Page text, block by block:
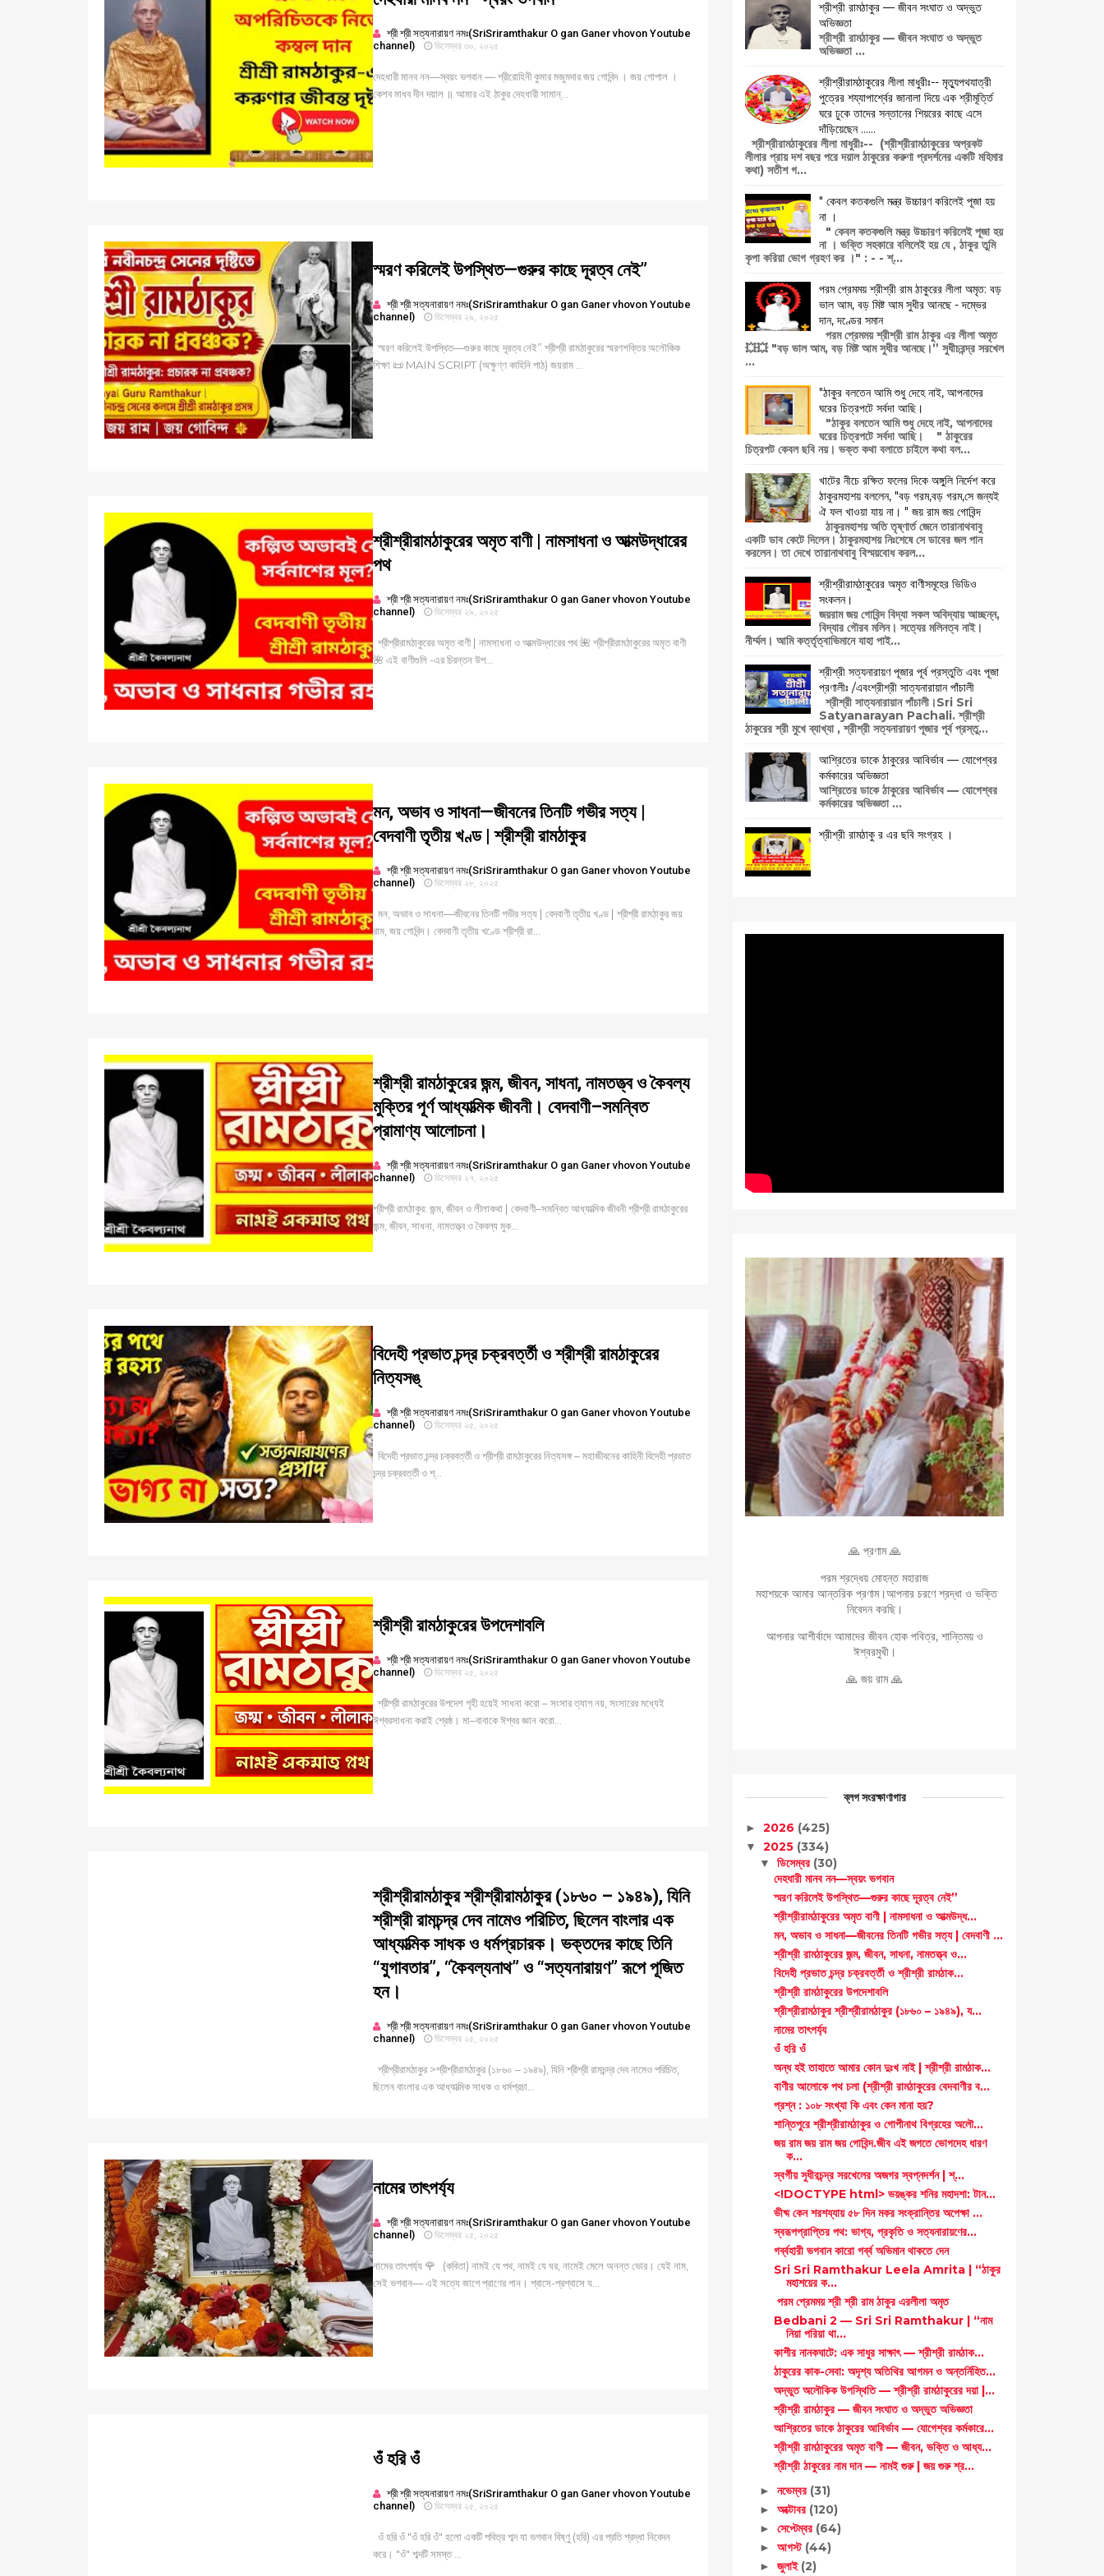
Kaibalyanath, and Sri Sri
Satyanarayan by his followers.
Born as Ram Chandra Dev in
Dingamanik, Faridpur (present-
day Bangladesh)
শ্রী শ্রী সত্যনারায়ণ নমঃ(SriSriramthakur O gan Ganer vhovon Youtube
channel)
ডিসেম্বর ৩০, ২০২৫
দেহধারী মানব নন—স্বয়ং ভগবান — শ্রীরোহিনী কুমার মজুমদার জয় গোবিন্দ । জয় গোপাল ।
কেশব মাধব দীন দয়াল ॥ আমার এই ঠাকুর দেহধারী সামান্...
স্মরণ করিলেই উপস্থিত—গুরুর কাছে দূরত্ব নেই”
শ্রী শ্রী সত্যনারায়ণ নমঃ(SriSriramthakur O gan Ganer vhovon Youtube
channel)
ডিসেম্বর ২৯, ২০২৫
স্মরণ করিলেই উপস্থিত—গুরুর কাছে দূরত্ব নেই” শ্রীশ্রী রামঠাকুরের স্মরণশক্তির অলৌকিক
শিক্ষা 📜 MAIN SCRIPT (অক্ষুণ্ণ কাহিনি পাঠ) জয়রাম ...
শ্রীশ্রীরামঠাকুরের অমৃত বাণী | নামসাধনা ও আত্মউদ্ধারের
পথ
শ্রী শ্রী সত্যনারায়ণ নমঃ(SriSriramthakur O gan Ganer vhovon Youtube
channel)
ডিসেম্বর ২৯, ২০২৫
শ্রীশ্রীরামঠাকুরের অমৃত বাণী | নামসাধনা ও আত্মউদ্ধারের পথ 🌺 শ্রীশ্রীরামঠাকুরের অমৃত বাণী
🌺 এই বাণীগুলি -এর চিরন্তন উপ...
মন, অভাব ও সাধনা—জীবনের তিনটি গভীর সত্য |
বেদবাণী তৃতীয় খণ্ড | শ্রীশ্রী রামঠাকুর
শ্রী শ্রী সত্যনারায়ণ নমঃ(SriSriramthakur O gan Ganer vhovon Youtube
channel)
ডিসেম্বর ২৮, ২০২৫
মন, অভাব ও সাধনা—জীবনের তিনটি গভীর সত্য | বেদবাণী তৃতীয় খণ্ড | শ্রীশ্রী রামঠাকুর জয়
রাম, জয় গোবিন্দ। বেদবাণী তৃতীয় খণ্ডে শ্রীশ্রী রা...
শ্রীশ্রী রামঠাকুরের জন্ম, জীবন, সাধনা, নামতত্ত্ব ও কৈবল্য
মুক্তির পূর্ণ আধ্যাত্মিক জীবনী। বেদবাণী–সমন্বিত
প্রামাণ্য আলোচনা।
শ্রী শ্রী সত্যনারায়ণ নমঃ(SriSriramthakur O gan Ganer vhovon Youtube
channel)
ডিসেম্বর ২৭, ২০২৫
শ্রীশ্রী রামঠাকুর: জন্ম, জীবন ও লীলাকথা | বেদবাণী–সমন্বিত আধ্যাত্মিক জীবনী শ্রীশ্রী রামঠাকুরের
জন্ম, জীবন, সাধনা, নামতত্ত্ব ও কৈবল্য মুক...
বিদেহী প্রভাত চন্দ্র চক্রবর্ত্তী ও শ্রীশ্রী রামঠাকুরের
নিত্যসঙ্
শ্রী শ্রী সত্যনারায়ণ নমঃ(SriSriramthakur O gan Ganer vhovon Youtube
channel)
ডিসেম্বর ২৫, ২০২৫
বিদেহী প্রভাত চন্দ্র চক্রবর্ত্তী ও শ্রীশ্রী রামঠাকুরের নিত্যসঙ্গ – মহাজীবনের কাহিনী বিদেহী প্রভাত
চন্দ্র চক্রবর্ত্তী ও শ্...
শ্রীশ্রী রামঠাকুরের উপদেশাবলি
শ্রী শ্রী সত্যনারায়ণ নমঃ(SriSriramthakur O gan Ganer vhovon Youtube
channel)
ডিসেম্বর ২৫, ২০২৫
শ্রীশ্রী রামঠাকুরের উপদেশ গৃহী হয়েই সাধনা করো – সংসার ত্যাগ নয়, সংসারের মধ্যেই
ঈশ্বরসাধনা করাই শ্রেষ্ঠ। মা–বাবাকে ঈশ্বর জ্ঞান করো...
শ্রীশ্রীরামঠাকুর শ্রীশ্রীরামঠাকুর (১৮৬০ – ১৯৪৯), যিনি
শ্রীশ্রী রামচন্দ্র দেব নামেও পরিচিত, ছিলেন বাংলার এক
আধ্যাত্মিক সাধক ও ধর্মপ্রচারক। ভক্তদের কাছে তিনি
“যুগাবতার”, “কৈবল্যনাথ” ও “সত্যনারায়ণ” রূপে পূজিত
হন।
শ্রী শ্রী সত্যনারায়ণ নমঃ(SriSriramthakur O gan Ganer vhovon Youtube
channel)
ডিসেম্বর ২৫, ২০২৫
শ্রীশ্রীরামঠাকুর >শ্রীশ্রীরামঠাকুর (১৮৬০ – ১৯৪৯), যিনি শ্রীশ্রী রামচন্দ্র দেব নামেও পরিচিত,
ছিলেন বাংলার এক আধ্যাত্মিক সাধক ও ধর্মপ্রচা...
নামের তাৎপর্য্য
শ্রী শ্রী সত্যনারায়ণ নমঃ(SriSriramthakur O gan Ganer vhovon Youtube
channel)
ডিসেম্বর ২৫, ২০২৫
নামের তাৎপর্য্য 🌹 (কবিতা) নামই যে পথ, নামই যে ঘর, নামেই মেলে অনন্ত ভোর। যেই নাম,
সেই ভগবান— এই সত্যে জাগে প্রাণের গান। শ্বাসে-প্রশ্বাসে য...
ওঁ হরি ওঁ
শ্রী শ্রী সত্যনারায়ণ নমঃ(SriSriramthakur O gan Ganer vhovon Youtube
channel)
ডিসেম্বর ২৫, ২০২৫
ওঁ হরি ওঁ "ওঁ হরি ওঁ" হলো একটি পবিত্র শব্দ যা ভগবান বিষ্ণু (হরি) এর প্রতি শ্রদ্ধা নিবেদন
করে। "ওঁ" শব্দটি সমস্ত ...
শ্রীশ্রী রামঠাকুর — জীবন সংঘাত ও অদ্ভুত
অভিজ্ঞতা
শ্রীশ্রী রামঠাকুর — জীবন সংঘাত ও অদ্ভুত
অভিজ্ঞতা ...
শ্রীশ্রীরামঠাকুরের লীলা মাধুরীঃ-- মৃত্যুপথযাত্রী
পুত্রের শয্যাপার্শ্বের জানালা দিয়ে এক শ্রীমূর্ত্তি
ঘরে ঢুকে তাদের সন্তানের শিয়রের কাছে এসে
দাঁড়িয়েছেন ......
শ্রীশ্রীরামঠাকুরের লীলা মাধুরীঃ-- (শ্রীশ্রীরামঠাকুরের অপ্রকট
লীলার প্রায় দশ বছর পরে দয়াল ঠাকুরের করুণা প্রদর্শনের একটি মহিমার
কথা) সতীশ গ...
" কেবল কতকগুলি মন্ত্র উচ্চারণ করিলেই পূজা হয়
না ।
" কেবল কতকগুলি মন্ত্র উচ্চারণ করিলেই পূজা হয়
না । ভক্তি সহকারে বলিলেই হয় যে , ঠাকুর তুমি
কৃপা করিয়া ভোগ গ্রহণ কর ।" : - - শ্...
পরম প্রেমময় শ্রীশ্রী রাম ঠাকুরের লীলা অমৃত: বড়
ভাল আম, বড় মিষ্ট আম সুধীর আনছে - দম্ভের
দান, দণ্ডের সমান
পরম প্রেমময় শ্রীশ্রী রাম ঠাকুর এর লীলা অমৃত
💥💥 "বড় ভাল আম, বড় মিষ্ট আম সুধীর আনছে।” সুধীচরন্দ্র সরখেল
...
"ঠাকুর বলতেন আমি শুধু দেহে নাই, আপনাদের
ঘরের চিত্রপটে সর্বদা আছি।
"ঠাকুর বলতেন আমি শুধু দেহে নাই, আপনাদের
ঘরের চিত্রপটে সর্বদা আছি। " ঠাকুরের
চিত্রপট কেবল ছবি নয়। ভক্ত কথা বলাতে চাইলে কথা বল...
খাটের নীচে রক্ষিত ফলের দিকে অঙ্গুলি নির্দেশ করে
ঠাকুরমহাশয় বললেন, "বড় গরম,বড় গরম,সে জন্যই
ঐ ফল খাওয়া যায় না। " জয় রাম জয় গোবিন্দ
ঠাকুরমহাশয় অতি তৃষ্ণার্ত জেনে তারানাথবাবু
একটি ডাব কেটে দিলেন। ঠাকুরমহাশয় নিঃশেষে সে ডাবের জল পান
করলেন। তা দেখে তারানাথবাবু বিস্ময়বোধ করল...
শ্রীশ্রীরামঠাকুরের অমৃত বাণীসমূহের ভিডিও
সংকলন।
জয়রাম জয় গোবিন্দ বিদ্যা সকল অবিদ্যায় আচ্ছন্ন,
বিদ্যার গৌরব মলিন। সত্যের মলিনত্ব নাই।
নীর্ম্মল। আমি কর্ত্তৃত্বাভিমানে যাহা পাই...
শ্রীশ্রী সত্যনারায়ণ পূজার পূর্ব প্রস্তুতি এবং পূজা
প্রণালীঃ /এবংশ্রীশ্রী সাত্যনারায়ান পাঁচালী
শ্রীশ্রী সাত্যনারায়ান পাঁচালী।Sri Sri
Satyanarayan Pachali. শ্রীশ্রী
ঠাকুরের শ্রী মুখে ব্যাখ্যা , শ্রীশ্রী সত্যনারায়ণ পূজার পূর্ব প্রস্তু...
আশ্রিতের ডাকে ঠাকুরের আবির্ভাব — যোগেশ্বর
কর্মকারের অভিজ্ঞতা
আশ্রিতের ডাকে ঠাকুরের আবির্ভাব — যোগেশ্বর
কর্মকারের অভিজ্ঞতা ...
শ্রীশ্রী রামঠাকু র এর ছবি সংগ্রহ ।
🙏 প্রণাম 🙏
পরম শ্রদ্ধেয় মোহন্ত মহারাজ
মহাশয়কে আমার আন্তরিক প্রণাম।আপনার চরণে শ্রদ্ধা ও ভক্তি
নিবেদন করছি।
আপনার আশীর্বাদে আমাদের জীবন হোক পবিত্র, শান্তিময় ও
ঈশ্বরমুখী।
🙏 জয় রাম 🙏
ব্লগ সংরক্ষাণাগার
► 2026 (425)
▼ 2025 (334)
▼ ডিসেম্বর (30)
দেহধারী মানব নন—স্বয়ং ভগবান
স্মরণ করিলেই উপস্থিত—গুরুর কাছে দূরত্ব নেই”
শ্রীশ্রীরামঠাকুরের অমৃত বাণী | নামসাধনা ও আত্মউদ্ধ...
মন, অভাব ও সাধনা—জীবনের তিনটি গভীর সত্য | বেদবাণী ...
শ্রীশ্রী রামঠাকুরের জন্ম, জীবন, সাধনা, নামতত্ত্ব ও...
বিদেহী প্রভাত চন্দ্র চক্রবর্ত্তী ও শ্রীশ্রী রামঠাক...
শ্রীশ্রী রামঠাকুরের উপদেশাবলি
শ্রীশ্রীরামঠাকুর শ্রীশ্রীরামঠাকুর (১৮৬০ – ১৯৪৯), য...
নামের তাৎপর্য্য
ওঁ হরি ওঁ
অন্ধ হই তাহাতে আমার কোন দুঃখ নাই | শ্রীশ্রী রামঠাক...
বাণীর আলোকে পথ চলা (শ্রীশ্রী রামঠাকুরের বেদবাণীর ব...
প্রশ্ন : ১০৮ সংখ্যা কি এবং কেন মানা হয়?
শান্তিপুরে শ্রীশ্রীরামঠাকুর ও গোপীনাথ বিগ্রহের অলৌ...
জয় রাম জয় রাম জয় গোবিন্দ.জীব এই জগতে ভোগদেহ ধারণ
ক...
স্বর্গীয় সুধীরচন্দ্র সরখেলের অজগর স্বপ্নদর্শন | শ্...
<!DOCTYPE html> ভয়ঙ্কর শনির মহাদশা: টান...
ভীষ্ম কেন শরশয্যায় ৫৮ দিন মকর সংক্রান্তির অপেক্ষা ...
স্বরূপপ্রাপ্তির পথ: ভাগ্য, প্রকৃতি ও সত্যনারায়ণের...
গর্ব্বহারী ভগবান কারো গর্ব্ব অভিমান থাকতে দেন
Sri Sri Ramthakur Leela Amrita | “ঠাকুর
মহাশয়ের ক...
পরম প্রেমময় শ্রী শ্রী রাম ঠাকুর এরলীলা অমৃত
Bedbani 2 — Sri Sri Ramthakur | “নাম
নিয়া পরিয়া থা...
কাশীর নানকঘাটে: এক সাধুর সাক্ষাৎ — শ্রীশ্রী রামঠাক...
ঠাকুরের কাক-সেবা: অদৃশ্য অতিথির আগমন ও অন্তর্নিহিত...
অদ্ভুত অলৌকিক উপস্থিতি — শ্রীশ্রী রামঠাকুরের দয়া |...
শ্রীশ্রী রামঠাকুর — জীবন সংঘাত ও অদ্ভুত অভিজ্ঞতা
আশ্রিতের ডাকে ঠাকুরের আবির্ভাব — যোগেশ্বর কর্মকারে...
শ্রীশ্রী রামঠাকুরের অমৃত বাণী — জীবন, ভক্তি ও আধ্য...
শ্রীশ্রী ঠাকুরের নাম দান — নামই গুরু | জয় গুরু শ্র...
► নভেম্বর (31)
► অক্টোবর (120)
► সেপ্টেম্বর (64)
► আগস্ট (44)
► জুলাই (2)